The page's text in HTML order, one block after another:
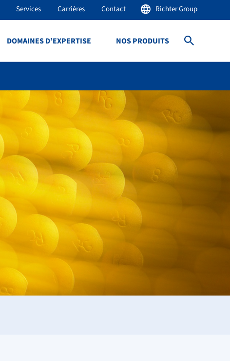
Services Carrières Contact Richter Group
DOMAINES D’EXPERTISE NOS PRODUITS